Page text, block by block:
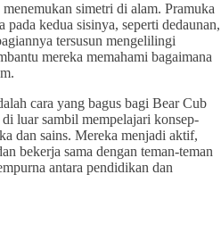
simetri di alam. Pramuka
pada kedua sisinya, seperti dedaunan,
tersusun mengelilingi
mereka memahami bagaimana
cara yang bagus bagi Bear Cub
luar sambil mempelajari konsep-
dan sains. Mereka menjadi aktif,
bekerja sama dengan teman-teman
antara pendidikan dan